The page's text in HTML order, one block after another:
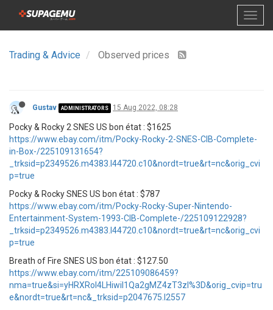
Trading & Advice Observed prices
Gustav ADMINISTRATORS 15 Aug 2022, 08:28
Pocky & Rocky 2 SNES US bon état : $1625
https://www.ebay.com/itm/Pocky-Rocky-2-SNES-CIB-Complete-
in-Box-/225109131654?
_trksid=p2349526.m4383.l44720.c10&nordt=true&rt=nc&orig_cvi
p=true
Pocky & Rocky SNES US bon état : $787
https://www.ebay.com/itm/Pocky-Rocky-Super-Nintendo-
Entertainment-System-1993-CIB-Complete-/225109122928?
_trksid=p2349526.m4383.l44720.c10&nordt=true&rt=nc&orig_cvi
p=true
Breath of Fire SNES US bon état : $127.50
https://www.ebay.com/itm/225109086459?
nma=true&si=yHRXRoI4LHiwiI1Qa2gMZ4zT3zI%3D&orig_cvip=tru
e&nordt=true&rt=nc&_trksid=p2047675.l2557